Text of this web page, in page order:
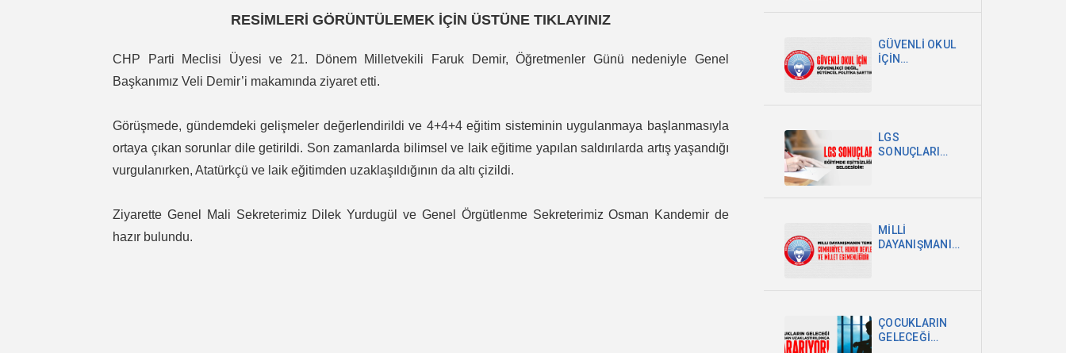
Dava Açtık
GÜVENLİ OKUL
İÇİN
ŞARTTIR
LGS
SONUÇLARI
MİLLİ
DAYANIŞMANIN
MİLLET
EGEMENLİĞİDİR
ÇOCUKLARIN
GELECEĞİ
RESİMLERİ GÖRÜNTÜLEMEK İÇİN ÜSTÜNE TIKLAYINIZ
CHP Parti Meclisi Üyesi ve 21. Dönem Milletvekili Faruk Demir, Öğretmenler Günü nedeniyle Genel
Başkanımız Veli Demir’i makamında ziyaret etti.
Görüşmede, gündemdeki gelişmeler değerlendirildi ve 4+4+4 eğitim sisteminin uygulanmaya başlanmasıyla
ortaya çıkan sorunlar dile getirildi. Son zamanlarda bilimsel ve laik eğitime yapılan saldırılarda artış yaşandığı
vurgulanırken, Atatürkçü ve laik eğitimden uzaklaşıldığının da altı çizildi.
Ziyarette Genel Mali Sekreterimiz Dilek Yurdugül ve Genel Örgütlenme Sekreterimiz Osman Kandemir de
hazır bulundu.